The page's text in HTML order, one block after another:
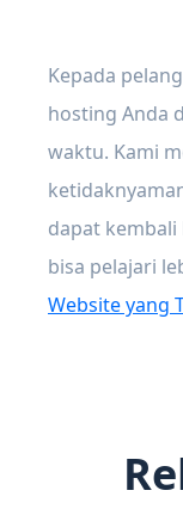
Kepada
hosting Anda
waktu. Kami
dapat kembali
bisa pelajari
Website yang